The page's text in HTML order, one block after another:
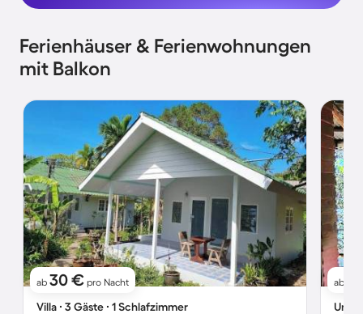
Ferienhäuser & Ferienwohnungen
mit Balkon
ab 30 € pro Nacht
Villa ∙ 3 Gäste ∙ 1 Schlafzimmer
ab